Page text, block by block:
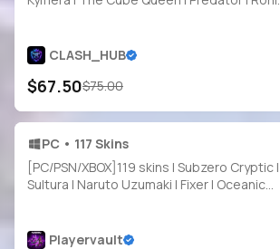
CLASH_HUB
$67.50$75.00
PC • 117 Skins
[PC/PSN/XBOX]119 skins | Subzero Cryptic |
Sultura | Naruto Uzumaki | Fixer | Oceanic
Playervault